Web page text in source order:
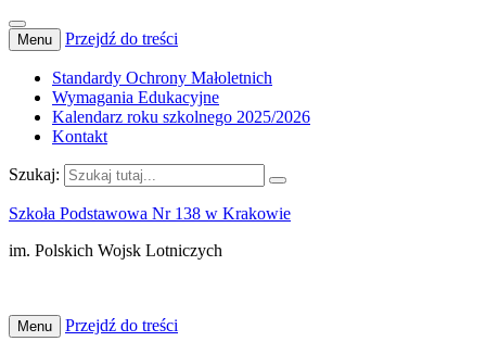
Menu Przejdź do treści
Standardy Ochrony Małoletnich
Wymagania Edukacyjne
Kalendarz roku szkolnego 2025/2026
Kontakt
Szukaj:
Szkoła Podstawowa Nr 138 w Krakowie
im. Polskich Wojsk Lotniczych
Menu Przejdź do treści